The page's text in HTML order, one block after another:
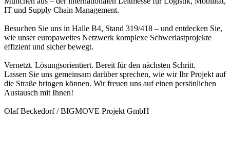
IT und Supply Chain Management.
Besuchen Sie uns in Halle B4, Stand 319/418 – und entdecken Sie,
wie unser europaweites Netzwerk komplexe Schwerlastprojekte
effizient und sicher bewegt.
Vernetzt. Lösungsorientiert. Bereit für den nächsten Schritt.
Lassen Sie uns gemeinsam darüber sprechen, wie wir Ihr Projekt auf
die Straße bringen können. Wir freuen uns auf einen persönlichen
Austausch mit Ihnen!
Olaf Beckedorf / BIGMOVE Projekt GmbH